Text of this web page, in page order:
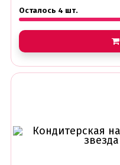
Осталось 4 шт.